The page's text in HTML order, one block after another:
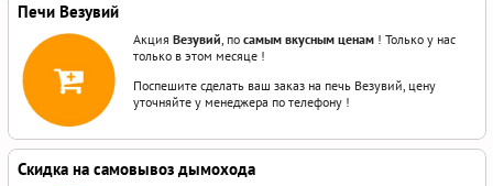
Печи Везувий
АкцияВезувий , посамым вкусным ценам ! Только у нас
только в этом месяце !
Поспешите сделать ваш заказ на печь Везувий, цену
уточняйте у менеджера по телефону !
Скидка на самовывоз дымохода